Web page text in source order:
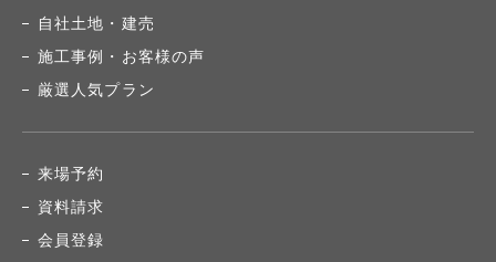
自社土地・建売
施工事例・お客様の声
厳選人気プラン
来場予約
資料請求
会員登録